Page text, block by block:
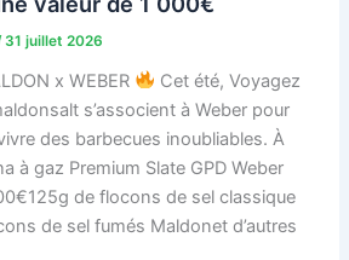
31 juillet 2026
x WEBER
Cet été, Voyagez
s’associent à Weber pour
des barbecues inoubliables. À
à gaz Premium Slate GPD Weber
de flocons de sel classique
de sel fumés Maldonet d’autres